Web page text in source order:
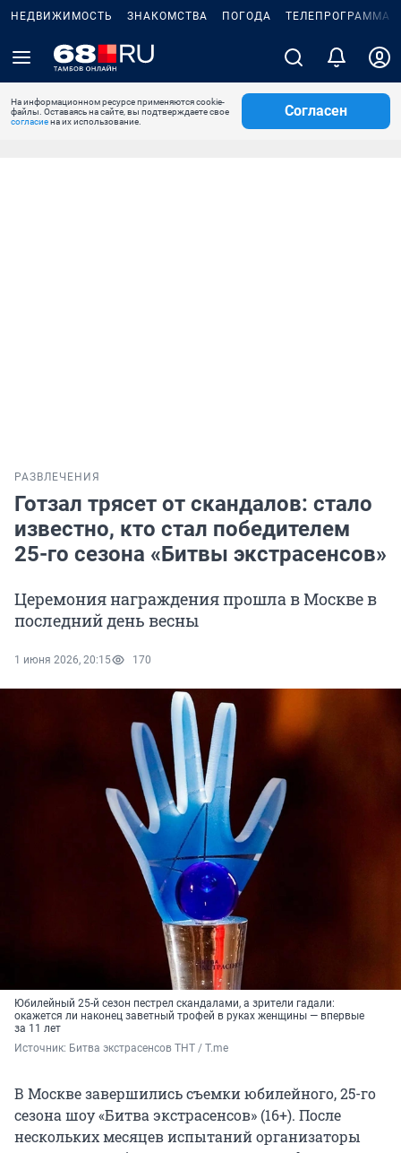
НЕДВИЖИМОСТЬ ЗНАКОМСТВА ПОГОДА ТЕЛЕПРОГРАММА
На информационном ресурсе применяются cookie-
файлы. Оставаясь на сайте, вы подтверждаете свое
согласиена их использование.
Согласен
РАЗВЛЕЧЕНИЯ
Готзал трясет от скандалов: стало
известно, кто стал победителем
25-го сезона «Битвы экстрасенсов»
Церемония награждения прошла в Москве в
последний день весны
1 июня 2026, 20:15 170
Юбилейный 25-й сезон пестрел скандалами, а зрители гадали:
окажется ли наконец заветный трофей в руках женщины — впервые
за 11 лет
Источник: Битва экстрасенсов ТНТ / T.me
В Москве завершились съемки юбилейного, 25-го
сезона шоу «Битва экстрасенсов» (16+). После
нескольких месяцев испытаний организаторы